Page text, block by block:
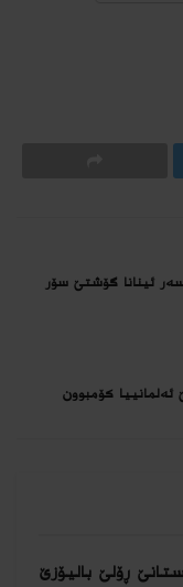
ئینانا گۆشتێ سۆر
كۆمبوون
ڕۆلێ بالیۆزێ